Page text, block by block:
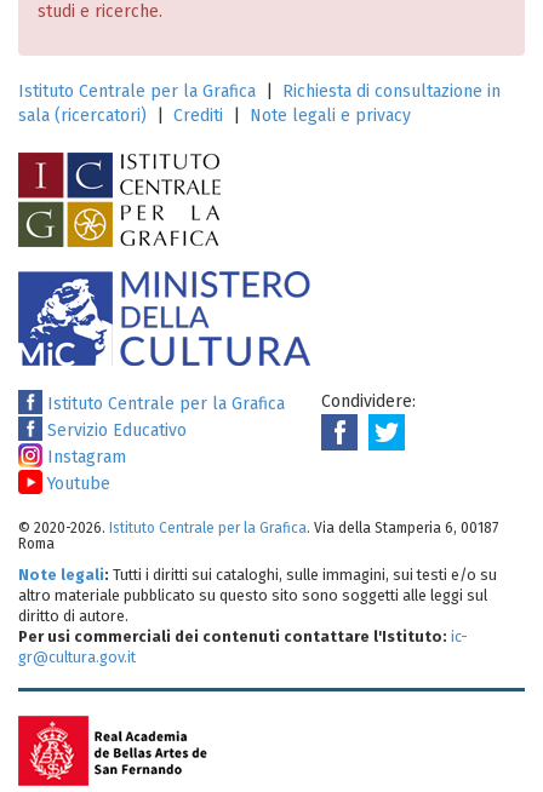
studi e ricerche.
Istituto Centrale per la Grafica
Richiesta di consultazione in
sala (ricercatori)
Crediti Note legali e privacy
Istituto Centrale per la Grafica
Servizio Educativo
Instagram
Youtube
Condividere:
© 2020-2026. Istituto Centrale per la Grafica. Via della Stamperia 6, 00187
Roma
Note legali: Tutti i diritti sui cataloghi, sulle immagini, sui testi e/o su
altro materiale pubblicato su questo sito sono soggetti alle leggi sul
diritto di autore.
Per usi commerciali dei contenuti contattare l'Istituto: ic-
gr@cultura.gov.it